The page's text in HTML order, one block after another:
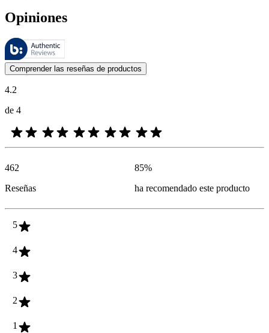
Opiniones
Estas reseñas las gestiona Bazaarvoice y cumplen con la política de
Las opiniones de los clientes en forma de reseñas de productos y
Comprender las reseñas de productos
4.2
de 4
462
Reseñas
85%
ha recomendado este producto
5
4
3
2
1